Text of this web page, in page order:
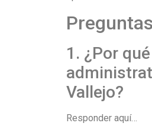
1. ¿Por
Vallejo?
Responder aquí…